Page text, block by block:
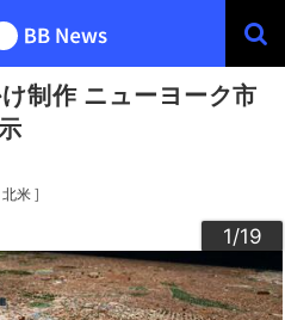
制作 ニューヨーク市
北米 ]
1/19
2/19
3/19
4/19
5/19
6/19
7/19
8/19
9/19
10/19
11/19
12/19
13/19
14/19
15/19
16/19
17/19
18/19
19/19